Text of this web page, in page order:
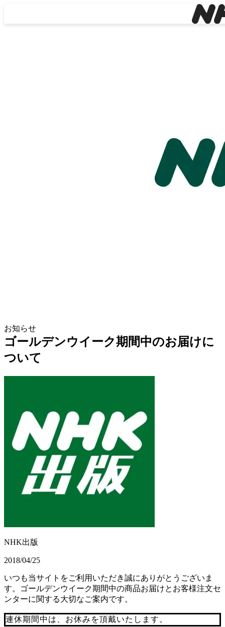
お知らせ
ゴールデンウイーク期間中のお届けに
ついて
NHK出版
2018/04/25
いつも当サイトをご利用いただき誠にありがとうございま
す。ゴールデンウイーク期間中の商品お届けとお客様注文セ
ンターに関する大切なご案内です。
連休期間中は、お休みを頂戴いたします。